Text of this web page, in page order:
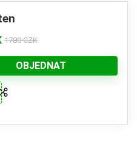
1780 CZK
OBJEDNAT